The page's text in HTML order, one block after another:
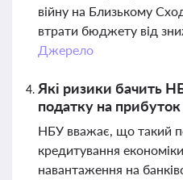
війну на Близькому
втрати бюджету від
Джерело
Які ризики бачить
податку на прибуток
НБУ вважає, що такий
кредитування
навантаження на